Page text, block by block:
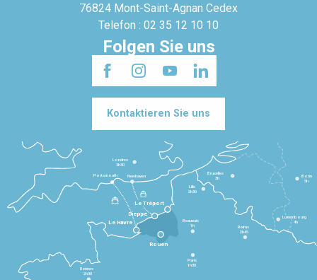
76824 Mont-Saint-Agnan Cedex
Telefon : 02 35 12 10 10
Folgen Sie uns
Kontaktieren Sie uns
Le Havre
Dieppe
Le Tréport
Rennes
2h30
Paris
1h30
Beauvais
1h
Reims
2h45
Lille
2h30
Bruxelles
3h
Londres
3h30
Newhaven
Portsmouth
Bonn
5h
Luxembourg
4h
Rouen